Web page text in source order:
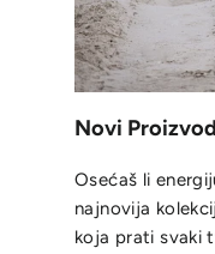
Novi
Osećaš li
najnovija
koja prati svaki